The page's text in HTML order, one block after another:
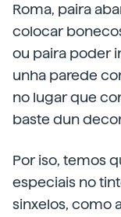
Roma, paira
colocar
ou paira poder
unha parede
no lugar que
baste dun
Por iso, temos
especiais no
sinxelos, como